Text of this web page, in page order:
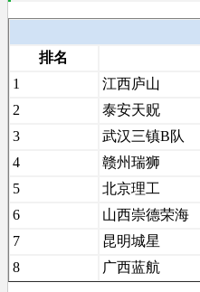
排名
1
江西庐山
2
泰安天贶
3
武汉三镇B队
4
赣州瑞狮
5
北京理工
6
山西崇德荣海
7
昆明城星
8
广西蓝航